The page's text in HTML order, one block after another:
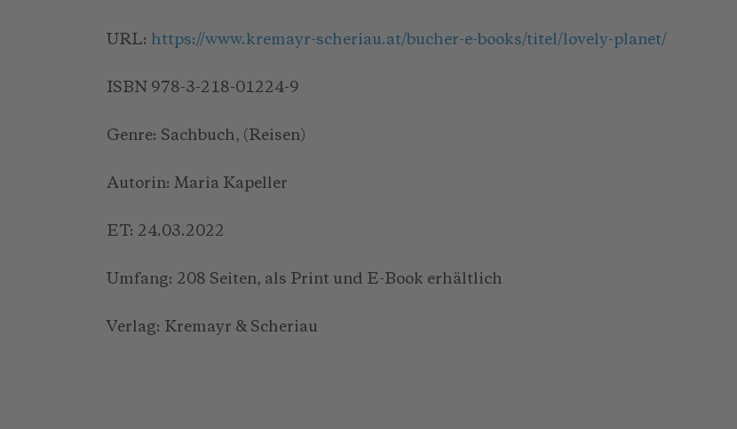
URL: https://www.kremayr-scheriau.at/bucher-e-books/titel/lovely-planet/
ISBN 978-3-218-01224-9
Genre: Sachbuch, (Reisen)
Autorin: Maria Kapeller
ET: 24.03.2022
Umfang: 208 Seiten, als Print und E-Book erhältlich
Verlag: Kremayr & Scheriau